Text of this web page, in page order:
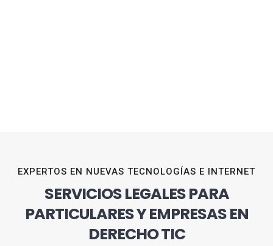
EXPERTOS EN NUEVAS TECNOLOGÍAS E INTERNET
SERVICIOS LEGALES PARA
PARTICULARES Y EMPRESAS EN
DERECHO TIC